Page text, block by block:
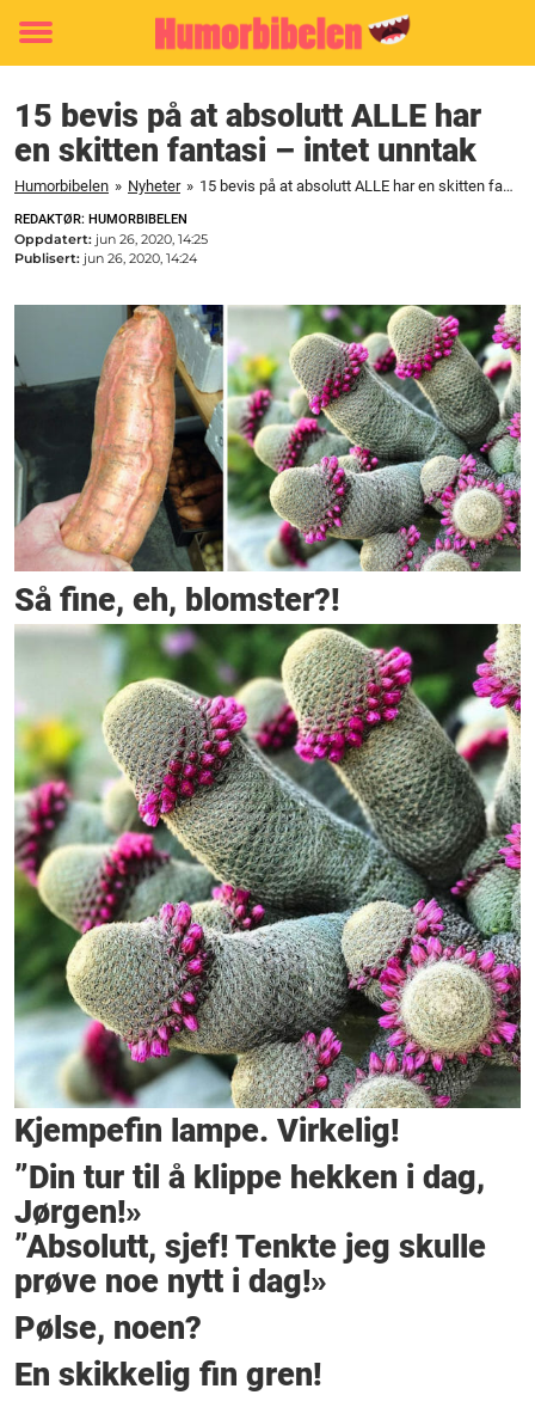
Toggle
15 bevis på at absolutt ALLE har
en skitten fantasi – intet unntak
Humorbibelen » Nyheter » 15 bevis på at absolutt ALLE har en skitten fantasi – intet unntak
REDAKTØR: HUMORBIBELEN
Oppdatert: jun 26, 2020, 14:25
Publisert: jun 26, 2020, 14:24
Så fine, eh, blomster?!
Kjempefin lampe. Virkelig!
”Din tur til å klippe hekken i dag,
Jørgen!»
”Absolutt, sjef! Tenkte jeg skulle
prøve noe nytt i dag!»
Pølse, noen?
En skikkelig fin gren!